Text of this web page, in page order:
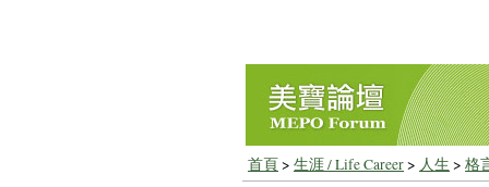
首頁> 生涯 / Life Career> 人生 > 格